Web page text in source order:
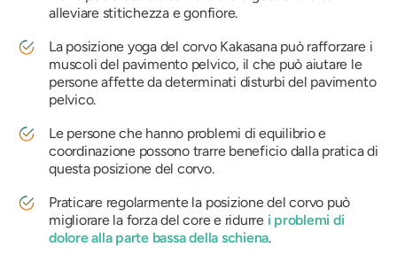
alleviare stitichezza e gonfiore.
La posizione yoga del corvo Kakasana può rafforzare i
muscoli del pavimento pelvico, il che può aiutare le
persone affette da determinati disturbi del pavimento
pelvico.
Le persone che hanno problemi di equilibrio e
coordinazione possono trarre beneficio dalla pratica di
questa posizione del corvo.
Praticare regolarmente la posizione del corvo può
migliorare la forza del core e ridurre i problemi di
dolore alla parte bassa della schiena.